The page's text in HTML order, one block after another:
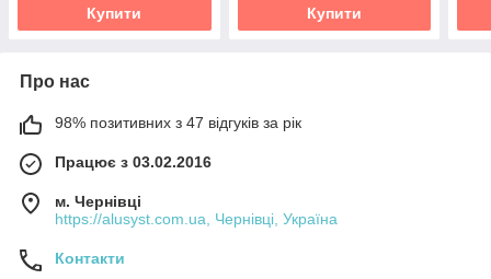
Купити Купити
Про нас
98% позитивних з 47 відгуків за рік
Працює з 03.02.2016
м. Чернівці
https://alusyst.com.ua, Чернівці, Україна
Контакти